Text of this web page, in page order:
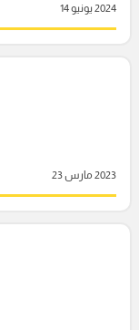
2024 يونيو 14
2023 مارس 23